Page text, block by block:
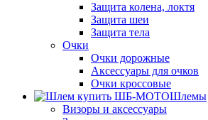
Защита колена, локтя
Защита шеи
Защита тела
Очки
Очки дорожные
Аксессуары для очков
Очки кроссовые
Шлемы
Визоры и аксессуары